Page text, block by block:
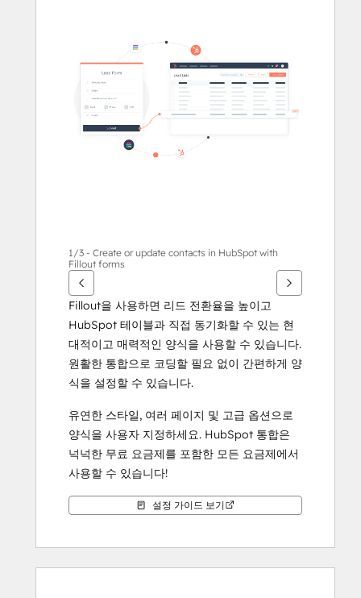
하
십
시
오.
1/3 - Create or update contacts in HubSpot with
Fillout forms
Fillout을 사용하면 리드 전환율을 높이고
HubSpot 테이블과 직접 동기화할 수 있는 현
대적이고 매력적인 양식을 사용할 수 있습니다.
원활한 통합으로 코딩할 필요 없이 간편하게 양
식을 설정할 수 있습니다.
유연한 스타일, 여러 페이지 및 고급 옵션으로
양식을 사용자 지정하세요. HubSpot 통합은
넉넉한 무료 요금제를 포함한 모든 요금제에서
사용할 수 있습니다!
설정 가이드 보기